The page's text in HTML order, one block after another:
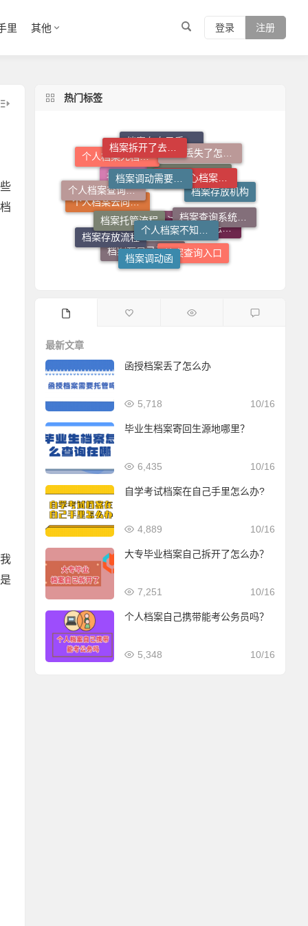
登录 注册
里 其他
热门标签
档案在自己手里怎么办
档案补办流程
档案拆开了怎么补救
档案查询入口
档案调动函
档案存放流程个人档案去向查询 托管档案手续如何办理
档案丢失了怎么办
档案存放机构
档案查询系统官网
个人档案不知道在哪儿怎么查
档案托管流程
个人档案查询系统 个人档案死档激活 档案在自己手里怎么放到人才市场
档案丢失了怎么补
人才中心档案接收流程
最新文章
函授档案丢了怎么办
10/16
5,718
毕业生档案寄回生源地哪里？
10/16
6,435
自学考试档案在自己手里怎么办?
10/16
4,889
大专毕业档案自己拆开了怎么办？
10/16
7,251
个人档案自己携带能考公务员吗？
10/16
5,348